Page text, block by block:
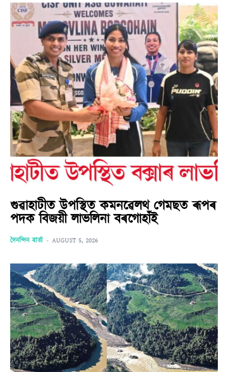
গুৱাহাটীত উপস্থিত কমনৱেলথ গেমছত ৰূপৰ
পদক বিজয়ী লাভলিনা বৰগোহাঁই
দৈনন্দিন বাৰ্তা - AUGUST 5, 2026